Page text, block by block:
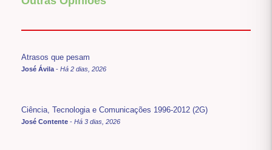
Atrasos que pesam
José Ávila - Há 2 dias, 2026
Ciência, Tecnologia e Comunicações 1996-2012 (2G)
José Contente - Há 3 dias, 2026